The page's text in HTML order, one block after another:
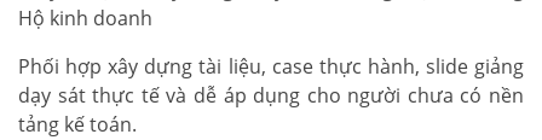
Hộ kinh doanh
Phối hợp xây dựng tài liệu, case thực hành, slide giảng
dạy sát thực tế và dễ áp dụng cho người chưa có nền
tảng kế toán.